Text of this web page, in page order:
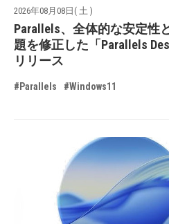
2026年08月08日( 土 )
Parallels、全体的な安定性
題を修正した「Parallels
リリース
#Parallels #Windows11